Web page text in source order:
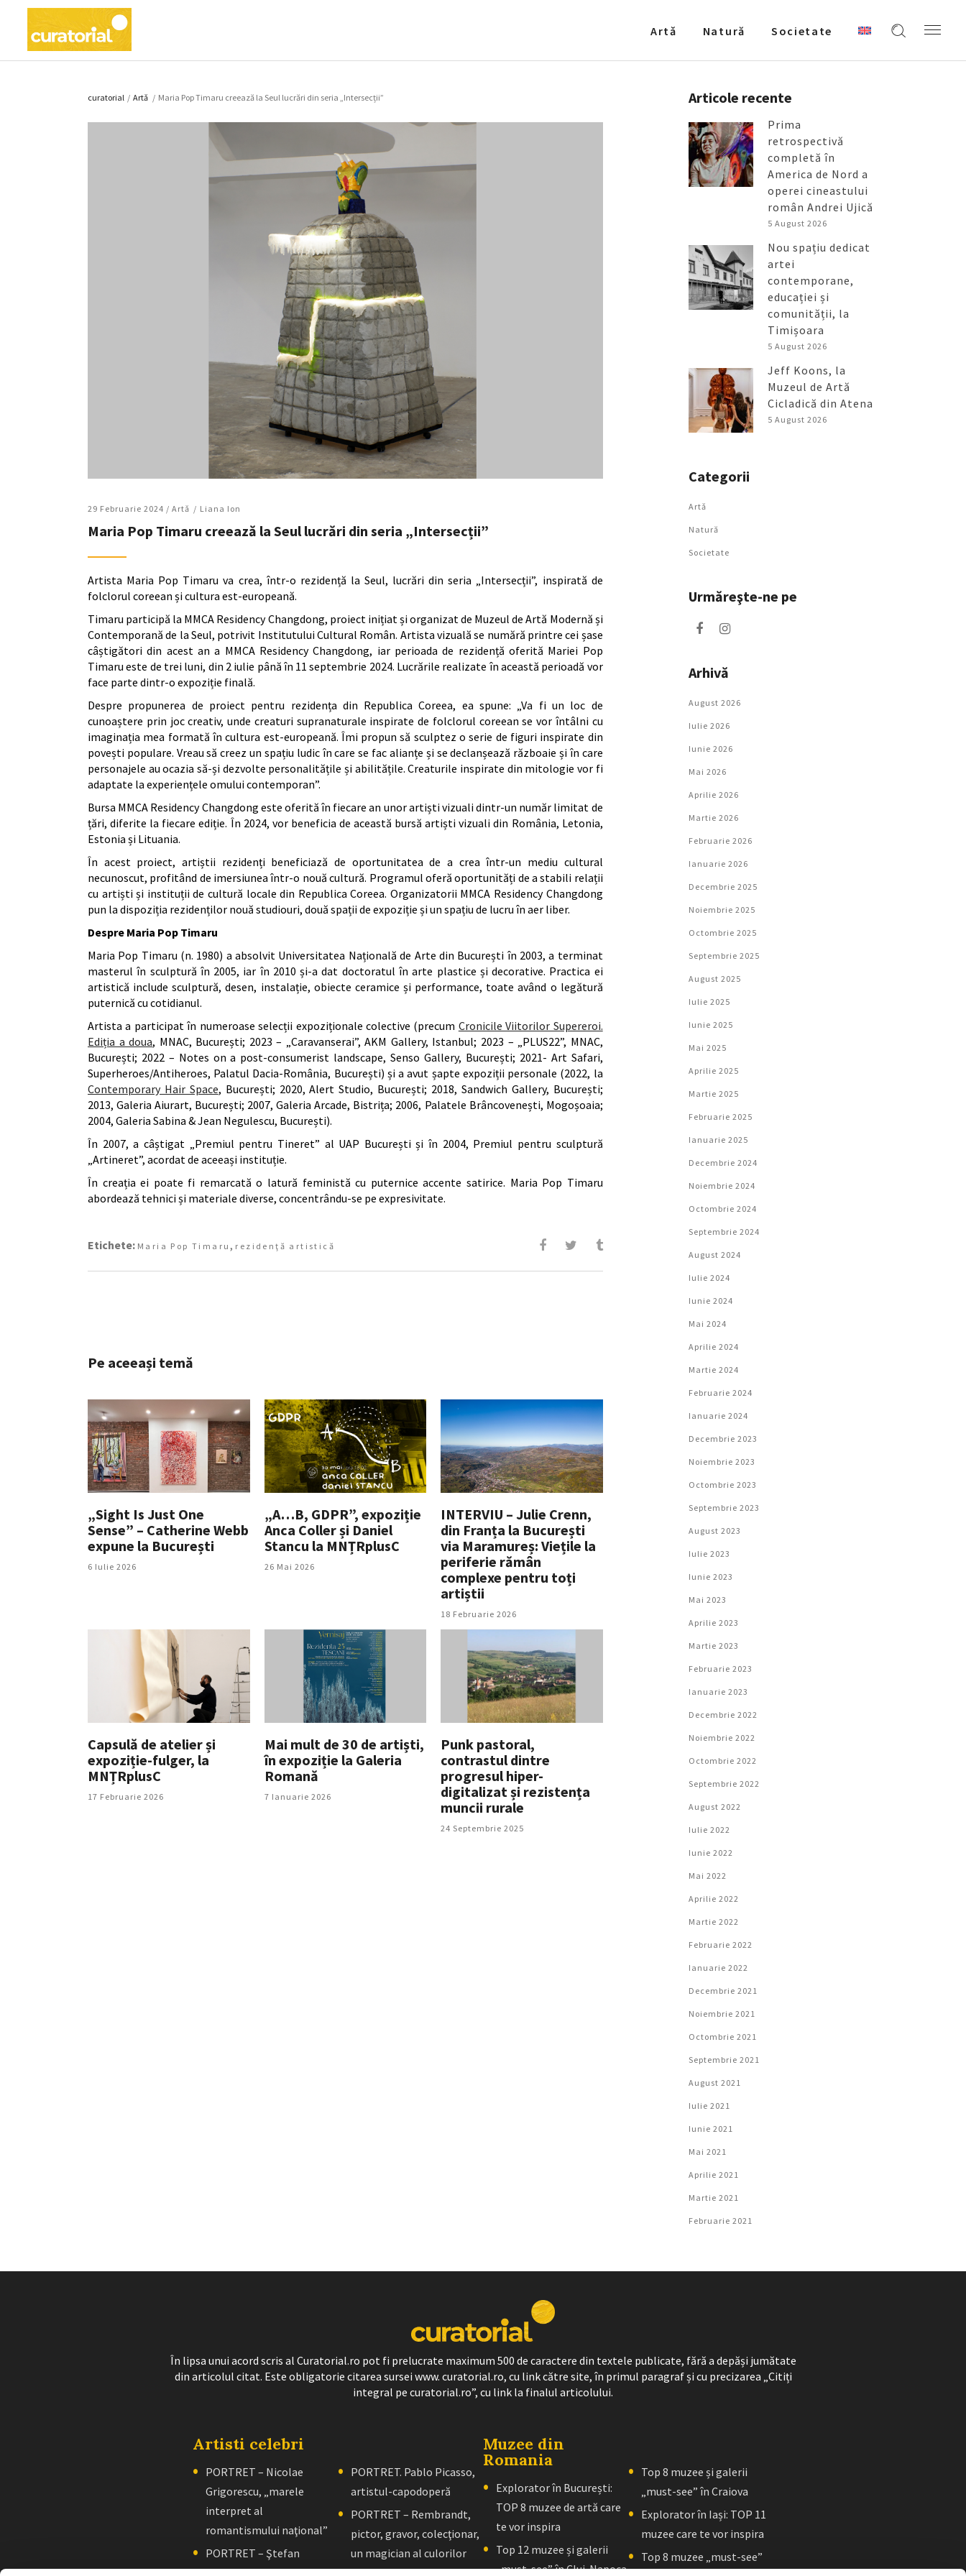
Artǎ Natură Societate
curatorial / Artǎ / Maria Pop Timaru creează la Seul lucrări din seria „Intersecții”
29 Februarie 2024 / Artǎ Liana Ion
Maria Pop Timaru creează la Seul lucrări din seria „Intersecții”
Artista Maria Pop Timaru va crea, într-o rezidență la Seul, lucrări din seria „Intersecții”, inspirată de
folclorul coreean și cultura est-europeană.
Timaru participă la MMCA Residency Changdong, proiect inițiat și organizat de Muzeul de Artă Modernă și
Contemporană de la Seul, potrivit Institutului Cultural Român. Artista vizuală se numără printre cei șase
câștigători din acest an a MMCA Residency Changdong, iar perioada de rezidență oferită Mariei Pop
Timaru este de trei luni, din 2 iulie până în 11 septembrie 2024. Lucrările realizate în această perioadă vor
face parte dintr-o expoziție finală.
Despre propunerea de proiect pentru rezidența din Republica Coreea, ea spune: „Va fi un loc de
cunoaștere prin joc creativ, unde creaturi supranaturale inspirate de folclorul coreean se vor întâlni cu
imaginația mea formată în cultura est-europeană. Îmi propun să sculptez o serie de figuri inspirate din
povești populare. Vreau să creez un spațiu ludic în care se fac alianțe și se declanșează războaie și în care
personajele au ocazia să-și dezvolte personalitățile și abilitățile. Creaturile inspirate din mitologie vor fi
adaptate la experiențele omului contemporan”.
Bursa MMCA Residency Changdong este oferită în fiecare an unor artiști vizuali dintr-un număr limitat de
țări, diferite la fiecare ediție. În 2024, vor beneficia de această bursă artiști vizuali din România, Letonia,
Estonia și Lituania.
În acest proiect, artiștii rezidenți beneficiază de oportunitatea de a crea într-un mediu cultural
necunoscut, profitând de imersiunea într-o nouă cultură. Programul oferă oportunități de a stabili relații
cu artiști și instituții de cultură locale din Republica Coreea. Organizatorii MMCA Residency Changdong
pun la dispoziția rezidenților nouă studiouri, două spații de expoziție și un spațiu de lucru în aer liber.
Despre Maria Pop Timaru
Maria Pop Timaru (n. 1980) a absolvit Universitatea Națională de Arte din București în 2003, a terminat
masterul în sculptură în 2005, iar în 2010 și-a dat doctoratul în arte plastice și decorative. Practica ei
artistică include sculptură, desen, instalație, obiecte ceramice și performance, toate având o legătură
puternică cu cotidianul.
Artista a participat în numeroase selecții expoziționale colective (precum Cronicile Viitorilor Supereroi.
Ediția a doua, MNAC, București; 2023 – „Caravanserai”, AKM Gallery, Istanbul; 2023 – „PLUS22”, MNAC,
București; 2022 – Notes on a post-consumerist landscape, Senso Gallery, București; 2021- Art Safari,
Superheroes/Antiheroes, Palatul Dacia-România, București) și a avut șapte expoziții personale (2022, la
Contemporary Hair Space, București; 2020, Alert Studio, București; 2018, Sandwich Gallery, București;
2013, Galeria Aiurart, București; 2007, Galeria Arcade, Bistrița; 2006, Palatele Brâncovenești, Mogoșoaia;
2004, Galeria Sabina & Jean Negulescu, București).
În 2007, a câștigat „Premiul pentru Tineret” al UAP București și în 2004, Premiul pentru sculptură
„Artineret”, acordat de aceeași instituție.
În creația ei poate fi remarcată o latură feministă cu puternice accente satirice. Maria Pop Timaru
abordează tehnici și materiale diverse, concentrându-se pe expresivitate.
Etichete: Maria Pop Timaru, rezidenţă artistică
Pe aceeași temă
„Sight Is Just One
Sense” – Catherine Webb
expune la București
6 Iulie 2026
„A…B, GDPR”, expoziție
Anca Coller și Daniel
Stancu la MNȚRplusC
26 Mai 2026
INTERVIU – Julie Crenn,
din Franța la București
via Maramureș: Viețile la
periferie rămân
complexe pentru toți
artiștii
18 Februarie 2026
Capsulă de atelier și
expoziție-fulger, la
MNȚRplusC
17 Februarie 2026
Mai mult de 30 de artiști,
în expoziție la Galeria
Romană
7 Ianuarie 2026
Punk pastoral,
contrastul dintre
progresul hiper-
digitalizat și rezistența
muncii rurale
24 Septembrie 2025
Articole recente
Prima
retrospectivă
completă în
America de Nord a
operei cineastului
român Andrei Ujică
5 August 2026
Nou spațiu dedicat
artei
contemporane,
educației și
comunității, la
Timișoara
5 August 2026
Jeff Koons, la
Muzeul de Artă
Cicladică din Atena
5 August 2026
Categorii
Artǎ
Natură
Societate
Urmăreşte-ne pe
Arhivă
August 2026
Iulie 2026
Iunie 2026
Mai 2026
Aprilie 2026
Martie 2026
Februarie 2026
Ianuarie 2026
Decembrie 2025
Noiembrie 2025
Octombrie 2025
Septembrie 2025
August 2025
Iulie 2025
Iunie 2025
Mai 2025
Aprilie 2025
Martie 2025
Februarie 2025
Ianuarie 2025
Decembrie 2024
Noiembrie 2024
Octombrie 2024
Septembrie 2024
August 2024
Iulie 2024
Iunie 2024
Mai 2024
Aprilie 2024
Martie 2024
Februarie 2024
Ianuarie 2024
Decembrie 2023
Noiembrie 2023
Octombrie 2023
Septembrie 2023
August 2023
Iulie 2023
Iunie 2023
Mai 2023
Aprilie 2023
Martie 2023
Februarie 2023
Ianuarie 2023
Decembrie 2022
Noiembrie 2022
Octombrie 2022
Septembrie 2022
August 2022
Iulie 2022
Iunie 2022
Mai 2022
Aprilie 2022
Martie 2022
Februarie 2022
Ianuarie 2022
Decembrie 2021
Noiembrie 2021
Octombrie 2021
Septembrie 2021
August 2021
Iulie 2021
Iunie 2021
Mai 2021
Aprilie 2021
Martie 2021
Februarie 2021
În lipsa unui acord scris al Curatorial.ro pot fi prelucrate maximum 500 de caractere din textele publicate, fără a depăși jumătate
din articolul citat. Este obligatorie citarea sursei www. curatorial.ro, cu link către site, în primul paragraf și cu precizarea „Citiți
integral pe curatorial.ro”, cu link la finalul articolului.
Artisti celebri
PORTRET – Nicolae
Grigorescu, „marele
interpret al
romantismului naţional”
PORTRET – Ştefan
Luchian, „un zugrav”
PORTRET. Pablo Picasso,
artistul-capodoperă
PORTRET – Rembrandt,
pictor, gravor, colecţionar,
un magician al culorilor
Muzee din
Romania
Explorator în București:
TOP 8 muzee de artă care
te vor inspira
Top 12 muzee și galerii
„must-see” în Cluj-Napoca
Top 8 muzee și galerii
„must-see” în Craiova
Explorator în Iași: TOP 11
muzee care te vor inspira
Top 8 muzee „must-see”